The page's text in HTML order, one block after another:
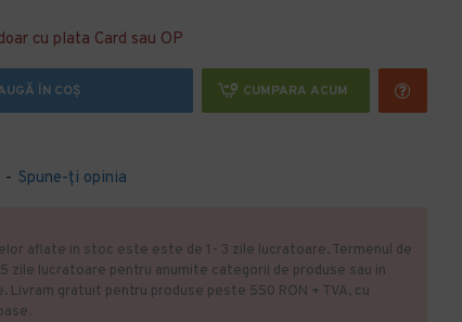
- Spune-ţi opinia
cu plata Card sau OP
ÎN COŞ CUMPARA ACUM
aflate in stoc este este de 1- 3 zile lucratoare. Termenul de
zile lucratoare pentru anumite categorii de produse sau in
Livram gratuit pentru produse peste 550 RON + TVA, cu